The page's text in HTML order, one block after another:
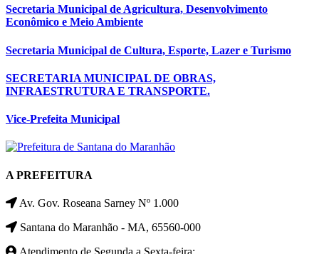
Secretaria Municipal de Agricultura, Desenvolvimento
Econômico e Meio Ambiente
Secretaria Municipal de Cultura, Esporte, Lazer e Turismo
SECRETARIA MUNICIPAL DE OBRAS,
INFRAESTRUTURA E TRANSPORTE.
Vice-Prefeita Municipal
A PREFEITURA
Av. Gov. Roseana Sarney Nº 1.000
Santana do Maranhão - MA, 65560-000
Atendimento de Segunda a Sexta-feira: